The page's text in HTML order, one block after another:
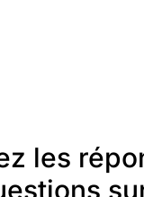
les